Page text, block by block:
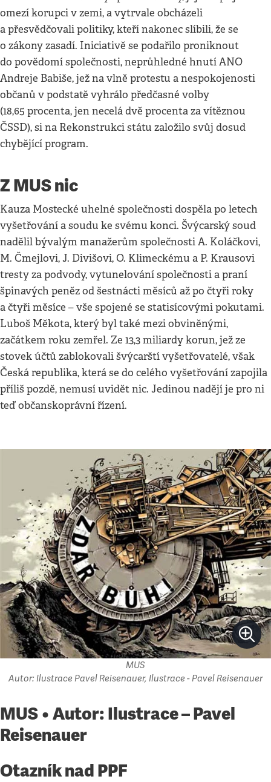
omezí korupci v zemi, a vytrvale obcházeli
a přesvědčovali politiky, kteří nakonec slíbili, že se
o zákony zasadí. Iniciativě se podařilo proniknout
do povědomí společnosti, neprůhledné hnutí ANO
Andreje Babiše, jež na vlně protestu a nespokojenosti
občanů v podstatě vyhrálo předčasné volby
(18,65 procenta, jen necelá dvě procenta za vítěznou
ČSSD), si na Rekonstrukci státu založilo svůj dosud
chybějící program.
Z MUS nic
Kauza Mostecké uhelné společnosti dospěla po letech
vyšetřování a soudu ke svému konci. Švýcarský soud
nadělil bývalým manažerům společnosti A. Koláčkovi,
M. Čmejlovi, J. Divišovi, O. Klimeckému a P. Krausovi
tresty za podvody, vytunelování společnosti a praní
špinavých peněz od šestnácti měsíců až po čtyři roky
a čtyři měsíce – vše spojené se statisícovými pokutami.
Luboš Měkota, který byl také mezi obviněnými,
začátkem roku zemřel. Ze 13,3 miliardy korun, jež ze
stovek účtů zablokovali švýcarští vyšetřovatelé, však
Česká republika, která se do celého vyšetřování zapojila
příliš pozdě, nemusí uvidět nic. Jedinou nadějí je pro ni
teď občanskoprávní řízení.
MUS
Autor: Ilustrace Pavel Reisenauer, Ilustrace - Pavel Reisenauer
MUS • Autor: Ilustrace – Pavel
Reisenauer
Otazník nad PPF